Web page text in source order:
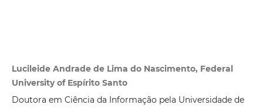
Lucileide Andrade de Lima do Nascimento, Federal
University of Espírito Santo
Doutora em Ciência da Informação pela Universidade de